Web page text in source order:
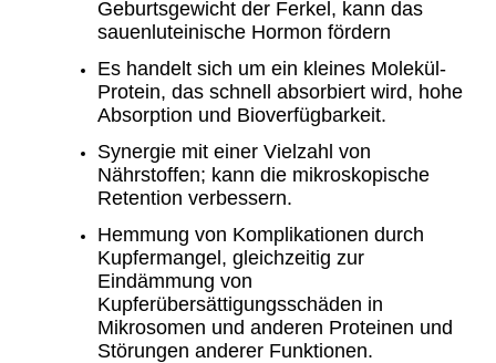
Geburtsgewicht der Ferkel, kann das
sauenluteinische Hormon fördern
Es handelt sich um ein kleines Molekül-
Protein, das schnell absorbiert wird, hohe
Absorption und Bioverfügbarkeit.
Synergie mit einer Vielzahl von
Nährstoffen; kann die mikroskopische
Retention verbessern.
Hemmung von Komplikationen durch
Kupfermangel, gleichzeitig zur
Eindämmung von
Kupferübersättigungsschäden in
Mikrosomen und anderen Proteinen und
Störungen anderer Funktionen.